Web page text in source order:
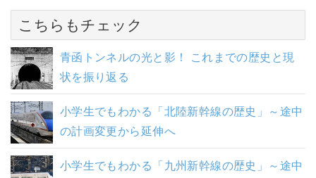
こちらもチェック
青函トンネルの光と影！ これまでの歴史と現
状を振り返る
小学生でもわかる「北陸新幹線の歴史」～途中
の計画変更から延伸へ
小学生でもわかる「九州新幹線の歴史」～途中